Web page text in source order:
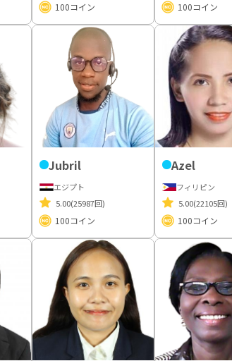
100コイン 100コイン
Jubril
エジプト
5.00(25987回)
100コイン
Azel
フィリピン
5.00(22105回)
100コイン